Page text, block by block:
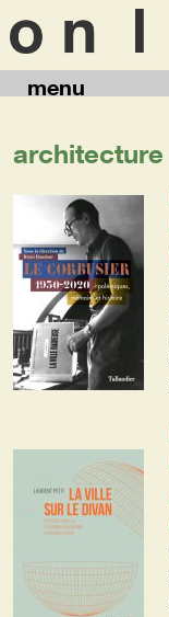
menu
architecture